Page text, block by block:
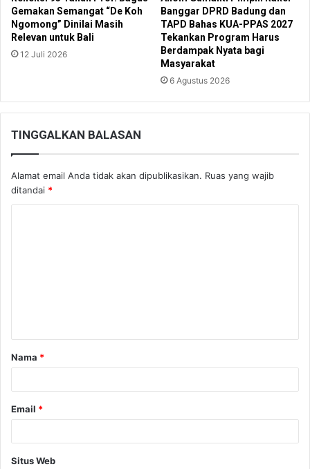
Gemakan Semangat “De Koh
Ngomong” Dinilai Masih
Relevan untuk Bali
12 Juli 2026
Banggar DPRD Badung dan
TAPD Bahas KUA-PPAS 2027
Tekankan Program Harus
Berdampak Nyata bagi
Masyarakat
6 Agustus 2026
TINGGALKAN BALASAN
Alamat email Anda tidak akan dipublikasikan. Ruas yang wajib
ditandai *
a
r
Nama *
Email *
Situs Web